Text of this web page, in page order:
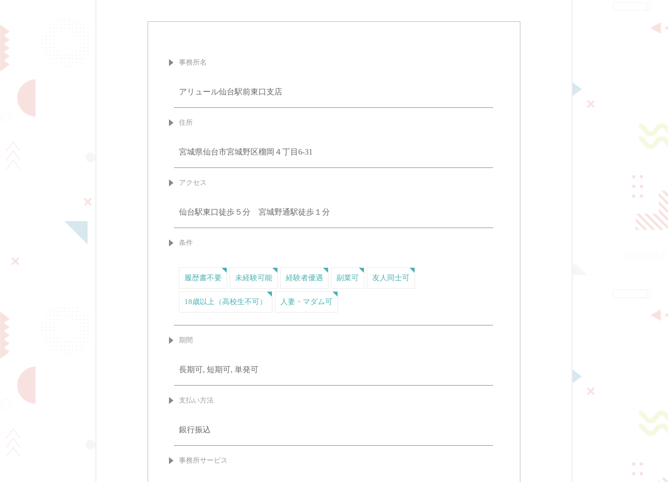
事務所名
アリュール仙台駅前東口支店
住所
宮城県仙台市宮城野区榴岡４丁目6-31
アクセス
仙台駅東口徒歩５分 宮城野通駅徒歩１分
条件
履歴書不要 未経験可能 経験者優遇 副業可 友人同士可
18歳以上（高校生不可） 人妻・マダム可
期間
長期可, 短期可, 単発可
支払い方法
銀行振込
事務所サービス